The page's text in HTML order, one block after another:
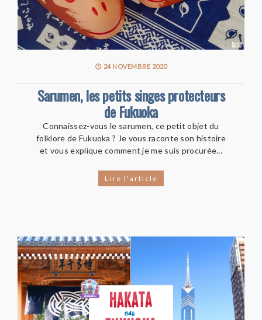
24 NOVEMBRE 2020
Sarumen, les petits singes protecteurs
de Fukuoka
Connaissez-vous le sarumen, ce petit objet du
folklore de Fukuoka ? Je vous raconte son histoire
et vous explique comment je me suis procurée...
Lire l'article